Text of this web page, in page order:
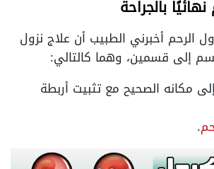
بالجراحة
الرحم أخبرني الطبيب أن علاج نزول
إلى قسمين، وهما كالتالي:
مكانه الصحيح مع تثبيت أربطة
.